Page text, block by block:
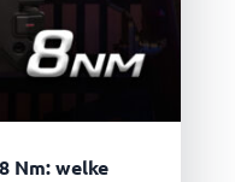
Nm: welke